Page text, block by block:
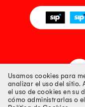
Usamos cookies para
analizar el uso del sitio.
el uso de cookies en su
cómo administrarlas o